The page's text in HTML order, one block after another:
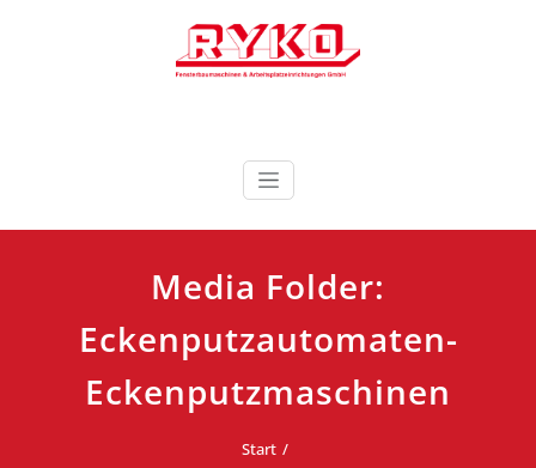
RYKO Deutschland
GmbH
Media Folder:
Eckenputzautomaten-
Eckenputzmaschinen
Start